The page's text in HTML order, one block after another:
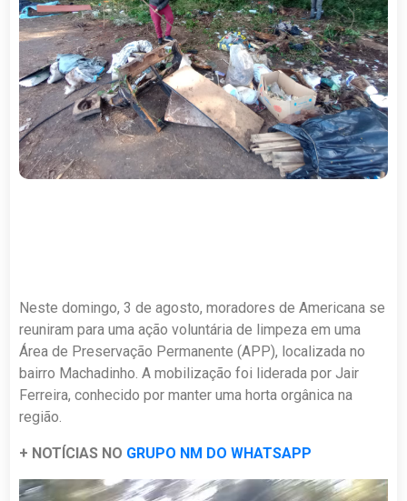
Neste domingo, 3 de agosto, moradores de Americana se
reuniram para uma ação voluntária de limpeza em uma
Área de Preservação Permanente (APP), localizada no
bairro Machadinho. A mobilização foi liderada por Jair
Ferreira, conhecido por manter uma horta orgânica na
região.
+ NOTÍCIAS NO GRUPO NM DO WHATSAPP
Tocador